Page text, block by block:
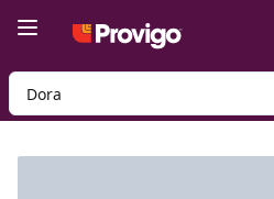
Rechercher des produits